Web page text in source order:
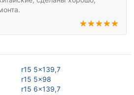
r15 5x139,7
r15 5x98
r15 6x139,7